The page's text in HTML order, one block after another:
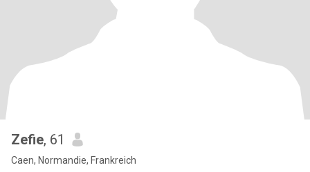
Zefie, 61
Caen, Normandie, Frankreich